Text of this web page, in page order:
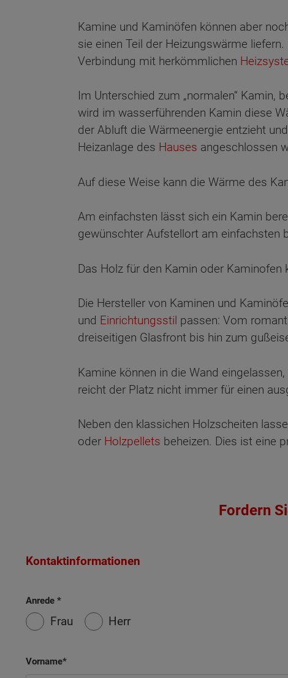
Kamine und Kaminöfen können aber
sie einen Teil der Heizungswärme
Verbindung mit herkömmlichen
Im Unterschied zum „normalen“ Kamin,
wird im wasserführenden Kamin diese
der Abluft die Wärmeenergie entzieht
Heizanlage des Hauses angeschlossen
Auf diese Weise kann die Wärme des
Am einfachsten lässt sich ein Kamin
gewünschter Aufstellort am einfachsten
Das Holz für den Kamin oder
Die Hersteller von Kaminen und
und Einrichtungsstil passen: Vom
dreiseitigen Glasfront bis hin zum
Kamine können in die Wand
reicht der Platz nicht immer für einen
Neben den klassichen Holzscheiten
oder Holzpellets beheizen. Dies ist eine
Fordern
Kontaktinformationen
Anrede
Frau Herr
Vorname